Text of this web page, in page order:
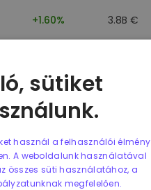
+1.60% 3.8B €
0.00%
-3.00% 3.2B €
sütiket
használ a felhasználói élmény
A weboldalunk használatával
összes süti használatához, a
megfelelően.